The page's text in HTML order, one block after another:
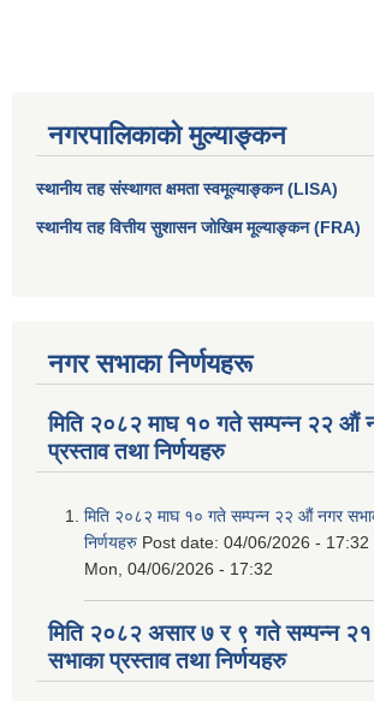
नगरपालिकाको मुल्याङ्कन
स्थानीय तह संस्थागत क्षमता स्वमूल्याङ्कन (LISA)
स्थानीय तह वित्तीय सुशासन जोखिम मूल्याङ्कन (FRA)
नगर सभाका निर्णयहरू
मिति २०८२ माघ १० गते सम्पन्न २२ औं
प्रस्ताव तथा निर्णयहरु
मिति २०८२ माघ १० गते सम्पन्न २२ औं नगर
निर्णयहरु Post date: 04/06/2026 - 17:32
Mon, 04/06/2026 - 17:32
मिति २०८२ असार ७ र ९ गते सम्पन्न
सभाका प्रस्ताव तथा निर्णयहरु